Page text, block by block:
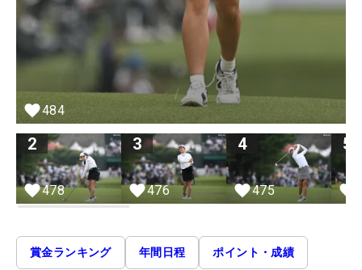
484
2
478
3
476
4
475
5
賞金ランキング 年間日程 ポイント・成績